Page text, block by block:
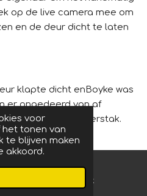
voor
tonen van
te blijven maken
akkoord.
op de live camera mee om
en de deur dicht te laten
klapte dicht enBoyke was
er ongedeerd van af
die hij al dagen overstak.
lieve bezorgde
van de zeer
Facebook